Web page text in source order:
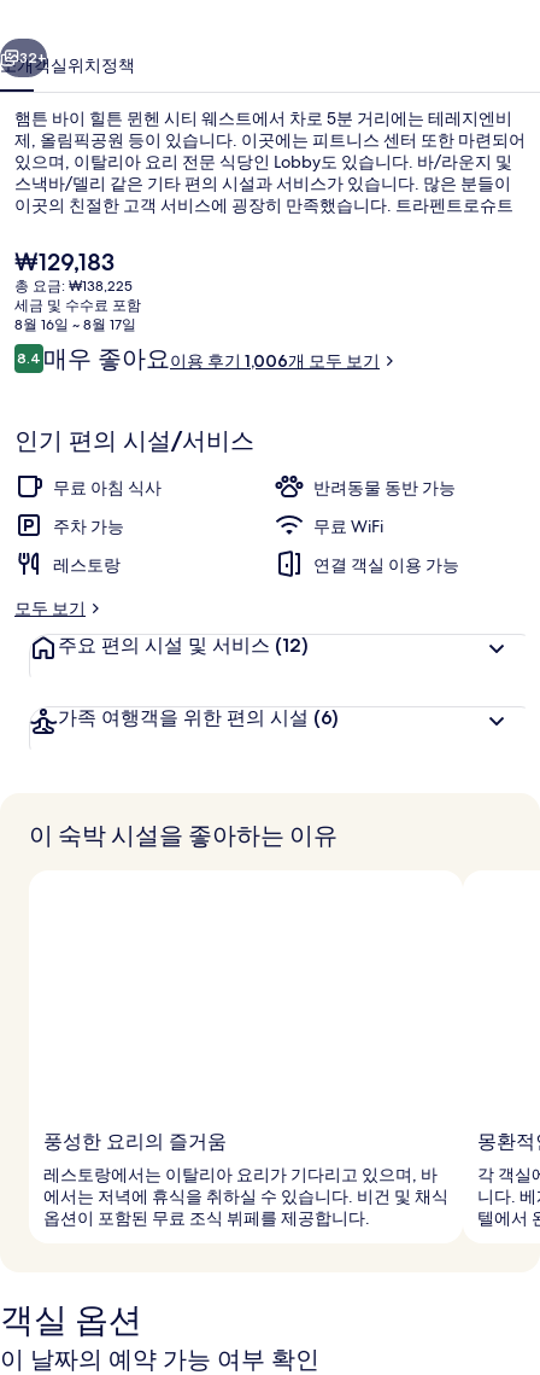
헨
시
티
웨
스
트
의
사
진
러
리
32+
소개객실위치정책
햄튼 바이 힐튼 뮌헨 시티 웨스트에서 차로 5분 거리에는 테레지엔비
제, 올림픽공원 등이 있습니다. 이곳에는 피트니스 센터 또한 마련되어
있으며, 이탈리아 요리 전문 식당인 Lobby도 있습니다. 바/라운지 및
스낵바/델리 같은 기타 편의 시설과 서비스가 있습니다. 많은 분들이
이곳의 친절한 고객 서비스에 굉장히 만족했습니다. 트라펜트로슈트
대중 교통편을 이용하기 편리합니다.
현
재
가
격
은
₩129,183
₩129,183
총 요금: ₩138,225
세금 및 수수료 포함
8월 16일 ~ 8월 17일
이
용
기
8.410점 만점 중 8.4점.
매우 좋아요이용 후기 1,006개 모두 보기
인기 편의 시설/서비스
무료 아침 식사
반려동물 동반 가능
주차 가능
무료 WiFi
레스토랑
연결 객실 이용 가능
모두 보기
주요 편의 시설 및 서비스 (12)
가족 여행객을 위한 편의 시설 (6)
이 숙박 시설을 좋아하는 이유
풍성한 요리의 즐거움
레스토랑에서는 이탈리아 요리가 기다리고 있으며, 바
에서는 저녁에 휴식을 취하실 수 있습니다. 비건 및 채식
옵션이 포함된 무료 조식 뷔페를 제공합니다.
몽환
각 객실
니다.
텔에서
객실 옵션
이 날짜의 예약 가능 여부 확인